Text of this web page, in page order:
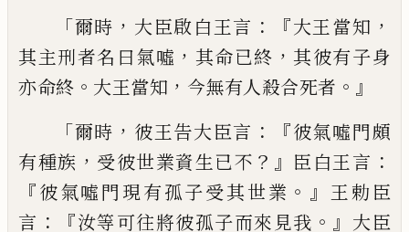
「爾時 ， 大臣啟白王言 ：『大王當知 ，
其主刑者名曰氣噓 ， 其命已終 ，其彼有子身
亦命終 。 大王當知 ， 今無有人殺合死者 。』
「爾時 ， 彼王告大臣言 ：『彼氣噓門頗
有種族 ， 受彼世業資生已不 ？』 臣白王言 ：
『彼氣噓門現有孤子受其世業 。』 王勅臣
言 ：『汝等可往將彼孤子而來見我 。』 大臣